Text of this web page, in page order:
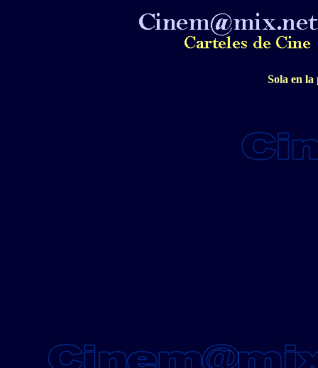
Sola en